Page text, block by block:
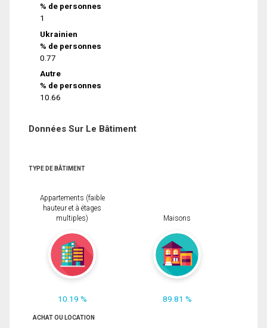
% de personnes
1
Ukrainien
% de personnes
0.77
Autre
% de personnes
10.66
Données Sur Le Bâtiment
TYPE DE BÂTIMENT
Appartements (faible
hauteur et à étages
multiples)
10.19 %
Maisons
89.81 %
ACHAT OU LOCATION